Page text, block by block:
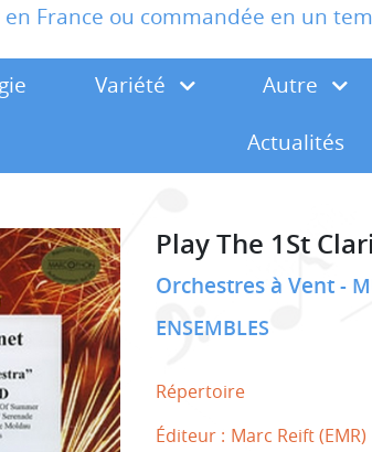
France ou commandée en un
Variété Autre
Actualités
Play The 1St
Orchestres à Vent
ENSEMBLES
Répertoire
Éditeur : Marc Reift (EMR)